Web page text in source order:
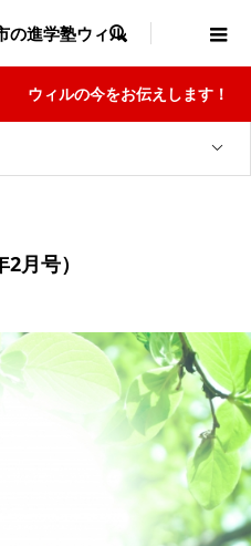
の進学塾ウィル

ウィルの今をお伝えします！
月号）